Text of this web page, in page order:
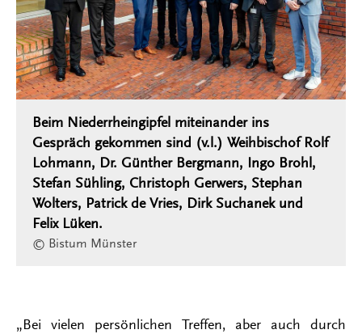
Beim Niederrheingipfel miteinander ins
Gespräch gekommen sind (v.l.) Weihbischof Rolf
Lohmann, Dr. Günther Bergmann, Ingo Brohl,
Stefan Sühling, Christoph Gerwers, Stephan
Wolters, Patrick de Vries, Dirk Suchanek und
Felix Lüken.
© Bistum Münster
„Bei vielen persönlichen Treffen, aber auch durch